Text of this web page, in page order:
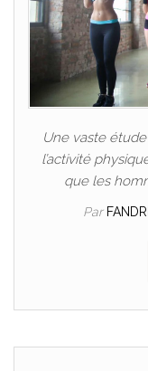
Une vaste
l’activité
que les
Par